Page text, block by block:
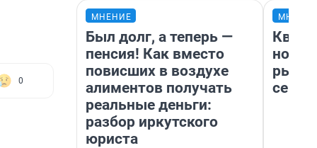
0
МНЕНИЕ
Был долг, а теперь —
пенсия! Как вместо
повисших в воздухе
алиментов получать
реальные деньги:
разбор иркутского
юриста
но